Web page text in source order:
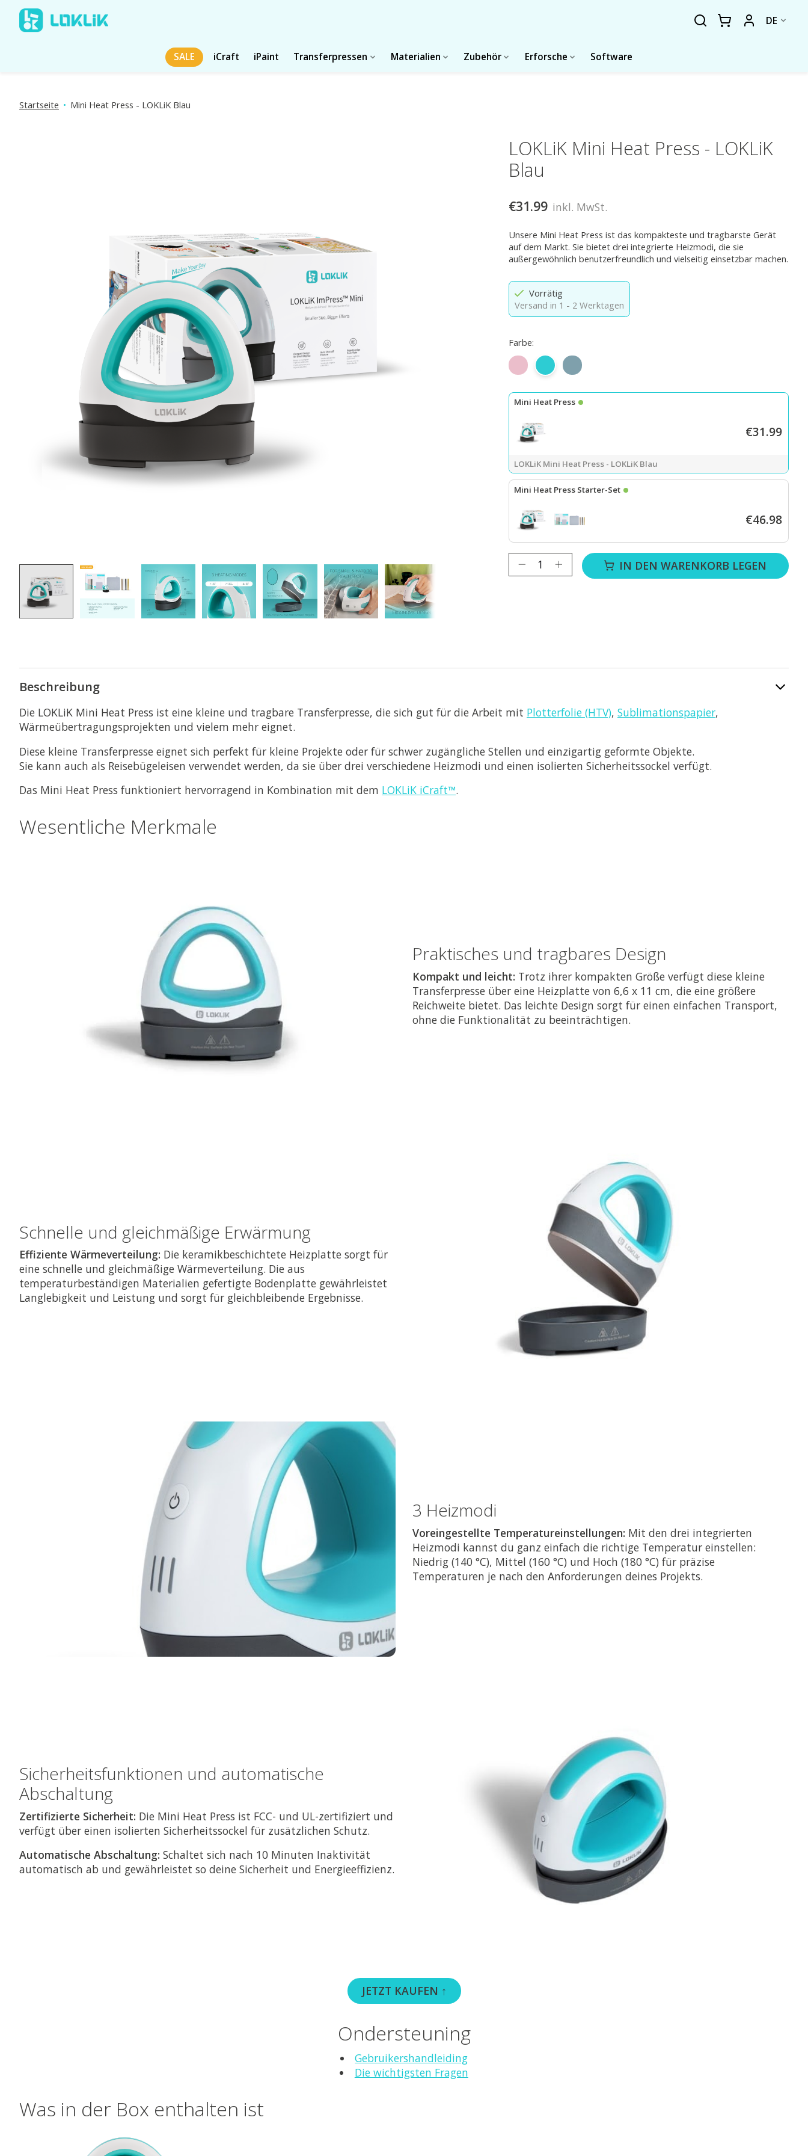
DE
SALE iCraft iPaint Transferpressen Materialien Zubehör Erforsche Software
Startseite • Mini Heat Press - LOKLiK Blau
LOKLiK Mini Heat Press - LOKLiK
Blau
€31.99 inkl. MwSt.
Unsere Mini Heat Press ist das kompakteste und tragbarste Gerät
auf dem Markt. Sie bietet drei integrierte Heizmodi, die sie
außergewöhnlich benutzerfreundlich und vielseitig einsetzbar machen.
Vorrätig
Versand in 1 - 2 Werktagen
Farbe:
Romance Pink
LOKLiK-BlauDenim-Blau
Mini Heat Press
€31.99
LOKLiK Mini Heat Press - LOKLiK Blau
Mini Heat Press Starter-Set
€46.98
LOKLiK Mini Heat Press – LOKLiK Blau Starter Set für Mini- und Easy Heat
Anzahl: IN DEN WARENKORB LEGEN
Beschreibung
Die LOKLiK Mini Heat Press ist eine kleine und tragbare Transferpresse, die sich gut für die Arbeit mit Plotterfolie (HTV), Sublimationspapier,
Wärmeübertragungsprojekten und vielem mehr eignet.
Diese kleine Transferpresse eignet sich perfekt für kleine Projekte oder für schwer zugängliche Stellen und einzigartig geformte Objekte.
Sie kann auch als Reisebügeleisen verwendet werden, da sie über drei verschiedene Heizmodi und einen isolierten Sicherheitssockel verfügt.
Das Mini Heat Press funktioniert hervorragend in Kombination mit dem LOKLiK iCraft™.
Wesentliche Merkmale
Praktisches und tragbares Design
Kompakt und leicht: Trotz ihrer kompakten Größe verfügt diese kleine
Transferpresse über eine Heizplatte von 6,6 x 11 cm, die eine größere
Reichweite bietet. Das leichte Design sorgt für einen einfachen Transport,
ohne die Funktionalität zu beeinträchtigen.
Schnelle und gleichmäßige Erwärmung
Effiziente Wärmeverteilung: Die keramikbeschichtete Heizplatte sorgt für
eine schnelle und gleichmäßige Wärmeverteilung. Die aus
temperaturbeständigen Materialien gefertigte Bodenplatte gewährleistet
Langlebigkeit und Leistung und sorgt für gleichbleibende Ergebnisse.
3 Heizmodi
Voreingestellte Temperatureinstellungen: Mit den drei integrierten
Heizmodi kannst du ganz einfach die richtige Temperatur einstellen:
Niedrig (140 °C), Mittel (160 °C) und Hoch (180 °C) für präzise
Temperaturen je nach den Anforderungen deines Projekts.
Sicherheitsfunktionen und automatische
Abschaltung
Zertifizierte Sicherheit: Die Mini Heat Press ist FCC- und UL-zertifiziert und
verfügt über einen isolierten Sicherheitssockel für zusätzlichen Schutz.
Automatische Abschaltung: Schaltet sich nach 10 Minuten Inaktivität
automatisch ab und gewährleistet so deine Sicherheit und Energieeffizienz.
JETZT KAUFEN ↑
Ondersteuning
Gebruikershandleiding
Die wichtigsten Fragen
Was in der Box enthalten ist